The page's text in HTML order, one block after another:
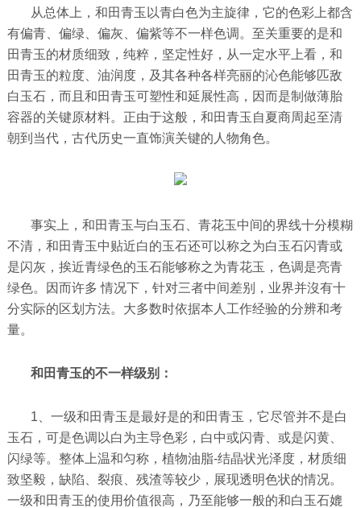
从总体上，和田青玉以青白色为主旋律，它的色彩上都含
有偏青、偏绿、偏灰、偏紫等不一样色调。至关重要的是和
田青玉的材质细致，纯粹，坚定性好，从一定水平上看，和
田青玉的粒度、油润度，及其各种各样亮丽的沁色能够匹敌
白玉石，而且和田青玉可塑性和延展性高，因而是制做薄胎
容器的关键原材料。正由于这般，和田青玉自夏商周起至清
朝到当代，古代历史一直饰演关键的人物角色。
事实上，和田青玉与白玉石、青花玉中间的界线十分模糊
不清，和田青玉中贴近白的玉石还可以称之为白玉石闪青或
是闪灰，挨近青绿色的玉石能够称之为青花玉，色调是亮青
绿色。因而许多 情况下，针对三者中间差别，业界并沒有十
分实际的区划方法。大多数时依据本人工作经验的分辨和考
量。
和田青玉的不一样级别：
1、一级和田青玉是最好是的和田青玉，它尽管并不是白
玉石，可是色调以白为主导色彩，白中或闪青、或是闪黄、
闪绿等。整体上温和匀称，植物油脂-结晶状光泽度，材质细
致坚毅，缺陷、裂痕、残渣等较少，展现透明色状的情况。
一级和田青玉的使用价值很高，乃至能够一般的和白玉石媲